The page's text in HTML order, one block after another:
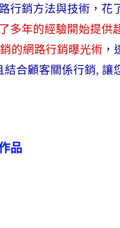
行銷方法與技術，花
多年的經驗開始提供
的網路行銷曝光術 ，
結合顧客關係行銷,讓
品